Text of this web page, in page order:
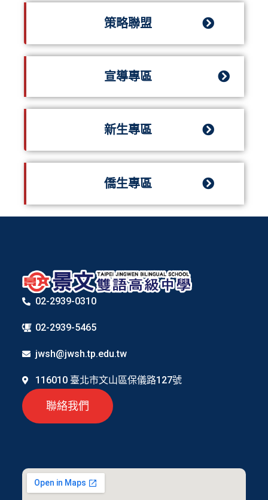
策略聯盟
宣導專區
新生專區
僑生專區
02-2939-0310
02-2939-5465
jwsh@jwsh.tp.edu.tw
116010 臺北市文山區保儀路127號
聯絡我們